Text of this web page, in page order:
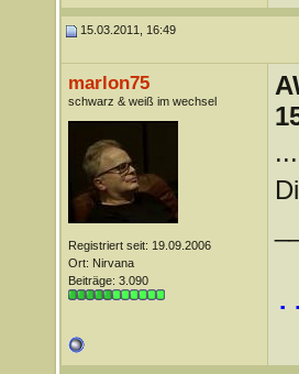
15.03.2011, 16:49
marlon75
schwarz & weiß im wechsel
Registriert seit: 19.09.2006
Ort: Nirvana
Beiträge: 3.090